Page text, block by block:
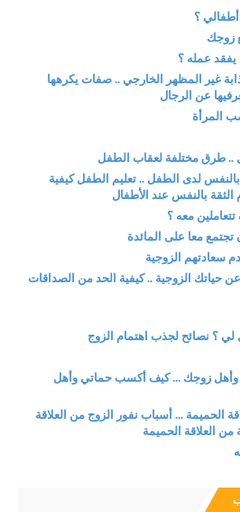
؟
زوجك
يفقد عمله ؟
غير المظهر الخارجي .. صفات يكرهها
عن الرجال
.. طرق مختلفة لعقاب الطفل
لدى الطفل .. تعليم الطفل كيفية
بالنفس عند الأطفال
معه ؟
تجتمع معا على المائدة
سعادتهم الزوجية
عن حياتك الزوجية .. كيفية الحد من الصداقات
؟ نصائح لجذب اهتمام الزوج
وأهل زوجك ... كيف أكسب حماتي وأهل
الحميمة ... أسباب نفور الزوج من العلاقة
من العلاقة الحميمة